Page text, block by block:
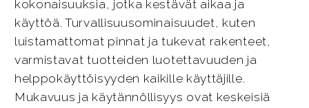
kokonaisuuksia, jotka kestävät aikaa ja
käyttöä. Turvallisuusominaisuudet, kuten
luistamattomat pinnat ja tukevat rakenteet,
varmistavat tuotteiden luotettavuuden ja
helppokäyttöisyyden kaikille käyttäjille.
Mukavuus ja käytännöllisyys ovat keskeisiä